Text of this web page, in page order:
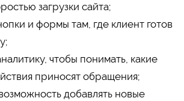
загрузки сайта;
и формы там, где клиент готов
чтобы понимать, какие
приносят обращения;
добавлять новые